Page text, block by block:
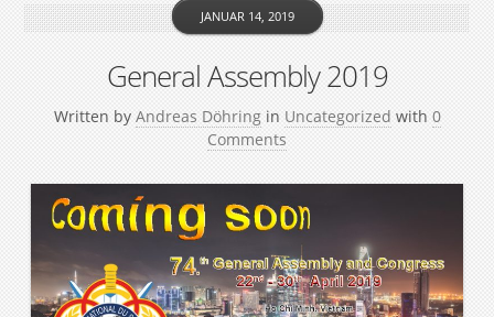
General Assembly 2019
Written by Andreas Döhring
JANUAR 14, 2019
in Uncategorized with 0
Comments